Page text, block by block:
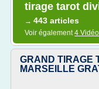
tirage tarot
→ 443 articles
Voir également4
GRAND TIRAGE
MARSEILLE